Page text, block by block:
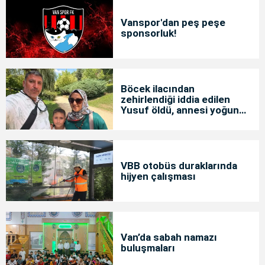
Vanspor'dan peş peşe
sponsorluk!
Böcek ilacından
zehirlendiği iddia edilen
Yusuf öldü, annesi yoğun
VBB otobüs duraklarında
hijyen çalışması
Van’da sabah namazı
buluşmaları